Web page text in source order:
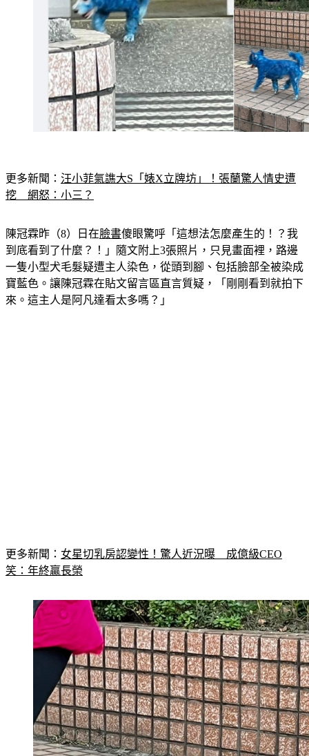
更多新聞： 汪小菲氣譙大S「婊X立牌坊」！張蘭驚人情史遭
陳冠霖昨（8）日在臉書傻眼驚呼「這想法怎麼產生的！？我
到底看到了什麼？！」隨文附上3張照片，只見畫面裡，路邊
一隻小型犬毛髮疑遭主人染色，從頭到腳、包括臉部全被染成
寶藍色。讓陳冠霖在貼文留言區直言質疑，「剛剛看到就拍下
更多新聞：女星切乳房認變性！驚人近況曝　成億級CEO